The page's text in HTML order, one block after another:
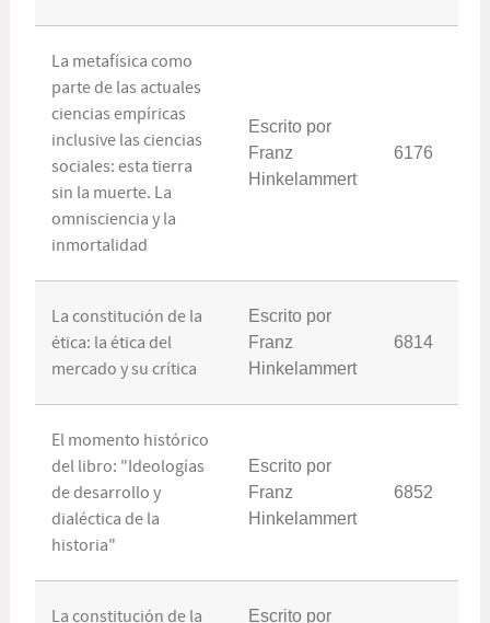
La metafísica como
parte de las actuales
ciencias empíricas
inclusive las ciencias
sociales: esta tierra
sin la muerte. La
omnisciencia y la
inmortalidad
Escrito por
Franz
Hinkelammert
6176
La constitución de la
ética: la ética del
mercado y su crítica
Escrito por
Franz
Hinkelammert
6814
El momento histórico
del libro: "Ideologías
de desarrollo y
dialéctica de la
historia"
Escrito por
Franz
Hinkelammert
6852
La constitución de la
Escrito por